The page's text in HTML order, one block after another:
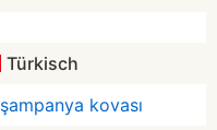
Türkisch
şampanya kovası